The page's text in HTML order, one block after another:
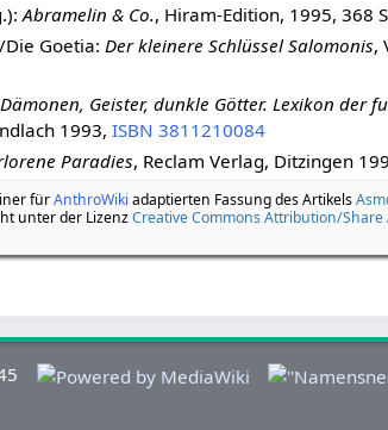
Abramelin & Co., Hiram-Edition, 1995, 368
Goetia: Der kleinere Schlüssel Salomonis,
Dämonen, Geister, dunkle Götter. Lexikon der
1993, ISBN 3811210084
Paradies, Reclam Verlag, Ditzingen
fürAnthroWiki adaptierten Fassung des Artikels
unter der LizenzCreative Commons Attribution/Share